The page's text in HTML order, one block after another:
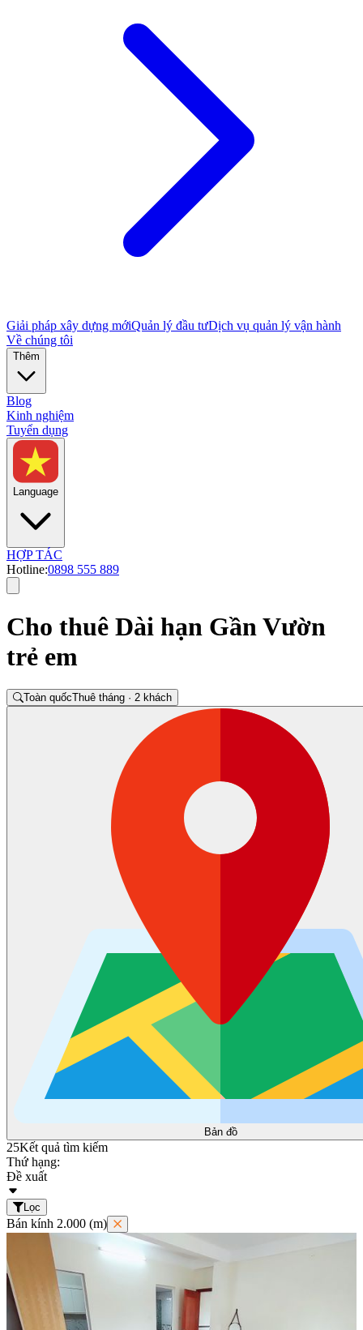
Giải pháp xây dựng mớiQuản lý đầu tưDịch vụ quản lý vận hành
Về chúng tôi
Thêm
Blog
Kinh nghiệm
Tuyển dụng
Language
HỢP TÁC
Hotline:0898 555 889
Cho thuê Dài hạn Gần Vườn
trẻ em
Toàn quốcThuê tháng · 2 khách
Bản đồ
25Kết quả tìm kiếm
Thứ hạng:
Đề xuất
Lọc
Bán kính 2.000 (m)